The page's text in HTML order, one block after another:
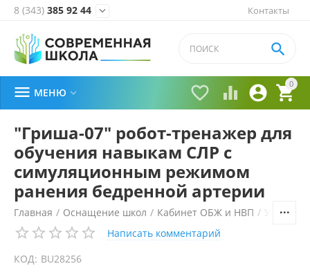
Контакты
8 (343) 385 92 44 
0


 

 МЕНЮ 
"Гриша-07" робот-тренажер для
обучения навыкам СЛР с
симуляционным режимом
ранения бедренной артерии
Главная / Оснащение школ / Кабинет ОБЖ и НВП / Учебные
Написать комментарий
КОД: BU28256